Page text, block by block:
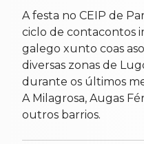
A festa no CEIP de
ciclo de contacontos
galego xunto coas
diversas zonas de
durante os últimos
A Milagrosa, Augas
outros barrios.